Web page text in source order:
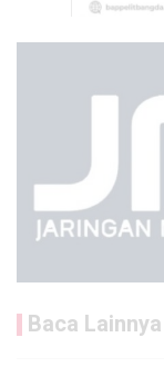
Baca Lainnya